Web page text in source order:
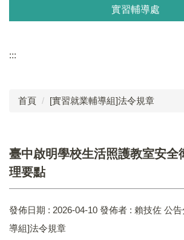
實習輔導處
法令規章
:::
首頁 [實習就業輔導組]法令規章
臺中啟明學校生活照護教室安全
理要點
發佈日期 : 2026-04-10 發佈者 : 賴技佐 公告
導組]法令規章